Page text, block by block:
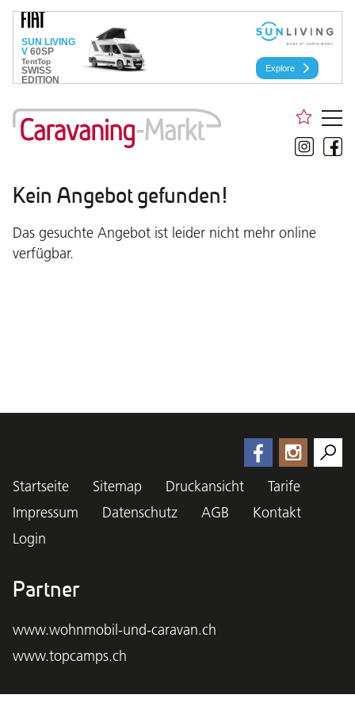
Kein Angebot gefunden!
Das gesuchte Angebot ist leider nicht mehr online
verfügbar.
Startseite Sitemap Druckansicht
Tarife
Impressum
Datenschutz AGB
Kontakt
Login
Partner
www.wohnmobil-und-caravan.ch
www.topcamps.ch